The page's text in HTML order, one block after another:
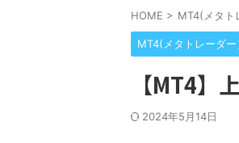
HOME > MT4(メタト
MT4(メタトレーダー
【MT4】
2024年5月14日